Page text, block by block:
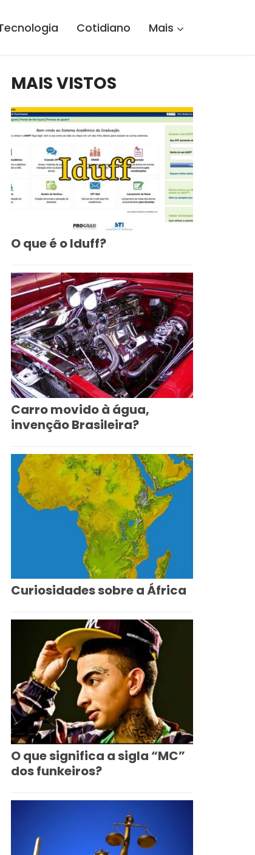
Cotidiano Mais
MAIS VISTOS
O que é o Iduff?
Carro movido à água,
invenção Brasileira?
Curiosidades sobre a África
O que significa a sigla “MC”
dos funkeiros?